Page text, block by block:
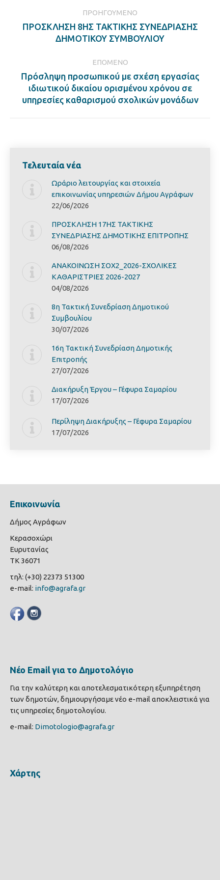
ΠΡΟΗΓΟΎΜΕΝΟ
Previous
post:
ΠΡΟΣΚΛΗΣΗ 8ΗΣ ΤΑΚΤΙΚΗΣ ΣΥΝΕΔΡΙΑΣΗΣ
ΔΗΜΟΤΙΚΟΥ ΣΥΜΒΟΥΛΙΟΥ
ΕΠΌΜΕΝΟ
Next
post:
Πρόσληψη προσωπικού με σχέση εργασίας
ιδιωτικού δικαίου ορισμένου χρόνου σε
υπηρεσίες καθαρισμού σχολικών μονάδων
Τελευταία νέα
Ωράριο λειτουργίας και στοιχεία
επικοινωνίας υπηρεσιών Δήμου Αγράφων
22/06/2026
ΠΡΟΣΚΛΗΣΗ 17ΗΣ ΤΑΚΤΙΚΗΣ
ΣΥΝΕΔΡΙΑΣΗΣ ΔΗΜΟΤΙΚΗΣ ΕΠΙΤΡΟΠΗΣ
06/08/2026
ΑΝΑΚΟΙΝΩΣΗ ΣΟΧ2_2026-ΣΧΟΛΙΚΕΣ
ΚΑΘΑΡΙΣΤΡΙΕΣ 2026-2027
04/08/2026
8η Τακτική Συνεδρίαση Δημοτικού
Συμβουλίου
30/07/2026
16η Τακτική Συνεδρίαση Δημοτικής
Επιτροπής
27/07/2026
Διακήρυξη Έργoυ – Γέφυρα Σαμαρίoυ
17/07/2026
Περίληψη Διακήρυξης – Γέφυρα Σαμαρίoυ
17/07/2026
Επικοινωνία
Δήμος Αγράφων
Κερασοχώρι
Ευρυτανίας
ΤΚ 36071
τηλ: (+30) 22373 51300
e-mail: info@agrafa.gr
Νέο Email για το Δημοτολόγιο
Για την καλύτερη και αποτελεσματικότερη εξυπηρέτηση
των δημοτών, δημιουργήσαμε νέο e-mail αποκλειστικά για
τις υπηρεσίες δημοτολογίου.
e-mail: Dimotologio@agrafa.gr
Χάρτης